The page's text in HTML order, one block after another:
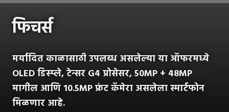
फिचर्स
मर्यादित काळासाठी उपलब्ध असलेल्या या ऑफरमध्ये
OLED डिस्प्ले, टेन्सर G4 प्रोसेसर, 50MP + 48MP
मागील आणि 10.5MP फ्रंट कॅमेरा असलेला स्मार्टफोन
मिळणार आहे.